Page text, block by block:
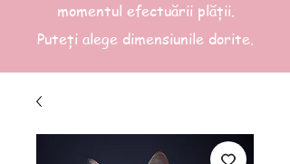
momentul efectuării plății.
Puteți alege dimensiunile dorite.